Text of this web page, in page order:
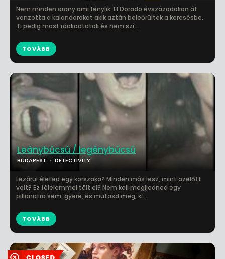
Nem minden arany ami fénylik. El Dorado évszázadokon át
vonzotta a kalandorokat akik aztán beleőrültek a keresésbe.
Ti pedig most ráakadtatok és nem szí...
TOVÁBB
Leánybúcsú / legénybúcsú
BUDAPEST DETECTIVITY
Lezárul életed egy korszaka? Minden más lesz, mint azelőtt
volt? Ez félelemmel tölt el? Nem kell megijedned egy
pillanatra sem: gyere, és mutasd meg, ki...
TOVÁBB